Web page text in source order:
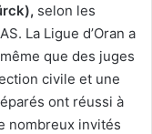
selon les
La Ligue d’Oran a
que des juges
civile et une
ont réussi à
nombreux invités